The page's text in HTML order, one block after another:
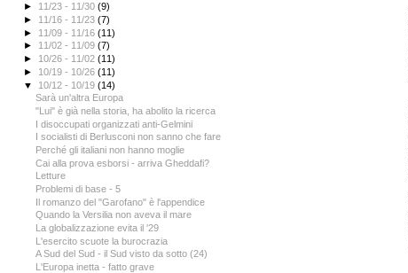
► 11/23 - 11/30(9)
► 11/16 - 11/23(7)
► 11/09 - 11/16(11)
► 11/02 - 11/09(7)
► 10/26 - 11/02(11)
► 10/19 - 10/26(11)
▼ 10/12 - 10/19(14)
Sarà un'altra Europa
"Lui" è già nella storia, ha abolito la ricerca
I disoccupati organizzati anti-Gelmini
I socialisti di Berlusconi non sanno che fare
Perché gli italiani non hanno moglie
Cai alla prova esborsi - arriva Gheddafi?
Letture
Problemi di base - 5
Il romanzo del "Garofano" è l'appendice
Quando la Versilia non aveva il mare
La globalizzazione evita il '29
L'esercito scuote la burocrazia
A Sud del Sud - il Sud visto da sotto (24)
L'Europa inetta - fatto grave